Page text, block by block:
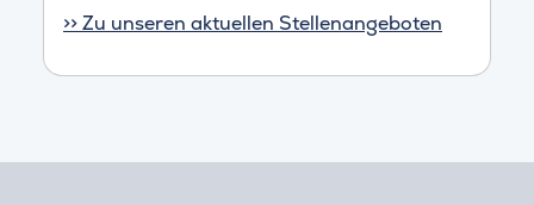
>> Zu unseren aktuellen Stellenangeboten